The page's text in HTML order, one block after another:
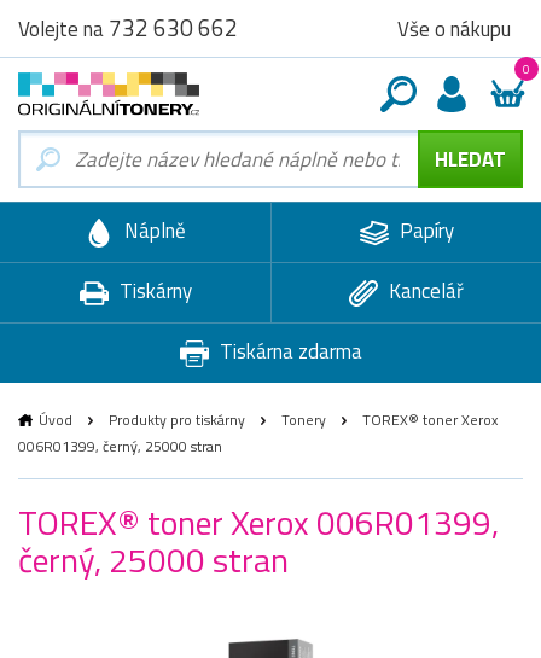
Volejte na732 630 662 Vše o nákupu
0
Náplně
Papíry
Tiskárny
Kancelář
Tiskárna zdarma
Úvod Produkty pro tiskárny Tonery
TOREX® toner Xerox
006R01399, černý, 25000 stran
TOREX® toner Xerox 006R01399,
černý, 25000 stran